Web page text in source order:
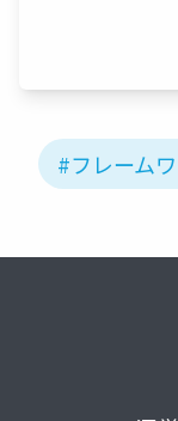
#フレーム